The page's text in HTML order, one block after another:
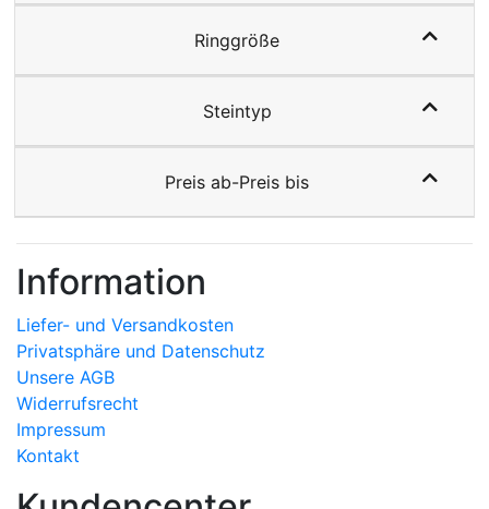
Ringgröße
Steintyp
Preis ab-Preis bis
Information
Liefer- und Versandkosten
Privatsphäre und Datenschutz
Unsere AGB
Widerrufsrecht
Impressum
Kontakt